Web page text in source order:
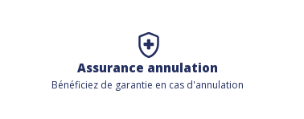
Assurance annulation
Bénéficiez de garantie en cas d'annulation